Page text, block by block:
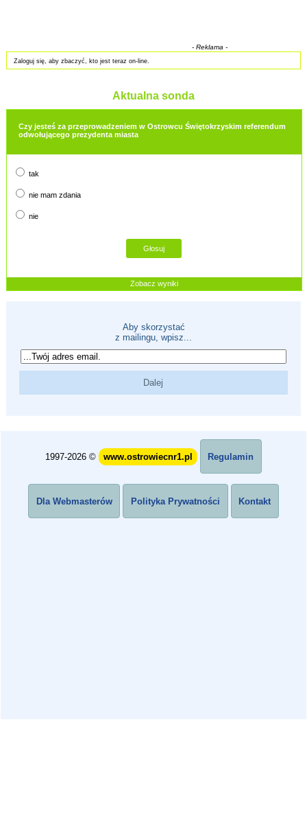
- Reklama -
Zaloguj się, aby zbaczyć, kto jest teraz on-line.
Aktualna sonda
Czy jesteś za przeprowadzeniem w Ostrowcu Świętokrzyskim referendum
odwołującego prezydenta miasta
tak
nie mam zdania
nie
Zobacz wyniki
Aby skorzystać
z mailingu, wpisz...
1997-2026 © www.ostrowiecnr1.pl Regulamin
Dla Webmasterów Polityka Prywatności Kontakt